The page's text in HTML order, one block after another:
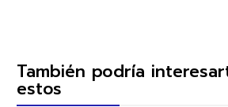
También podría
estos